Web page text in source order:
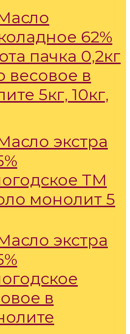
62%
пачка 0,2кг
весовое в
5кг, 10кг,
экстра
ТМ
монолит 5
экстра
в